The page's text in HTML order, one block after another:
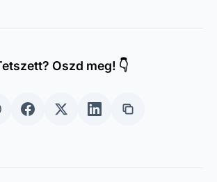
a Wi-Fi hálózatok